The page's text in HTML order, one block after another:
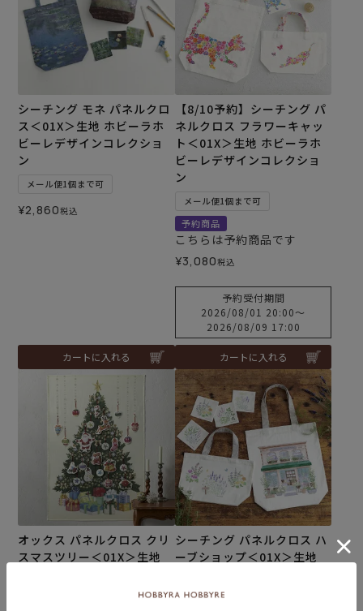
シーチング モネ パネルクロ
ス＜01X＞生地 ホビーラホ
ビーレデザインコレクショ
ン
メール便1個まで可
¥2,860税込
カートに入れる
【8/10予約】シーチング パ
ネルクロス フラワーキャッ
ト＜01X＞生地 ホビーラホ
ビーレデザインコレクショ
ン
メール便1個まで可
予約商品
こちらは予約商品です
¥3,080税込
予約受付期間
2026/08/01 20:00〜
2026/08/09 17:00
カートに入れる
オックス パネルクロス クリ
スマスツリー＜01X＞生地
シーチング パネルクロス ハ
ーブショップ＜01X＞生地
コレクション